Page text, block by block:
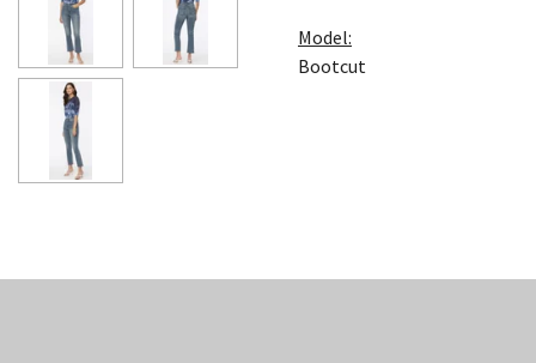
Model:
Bootcut